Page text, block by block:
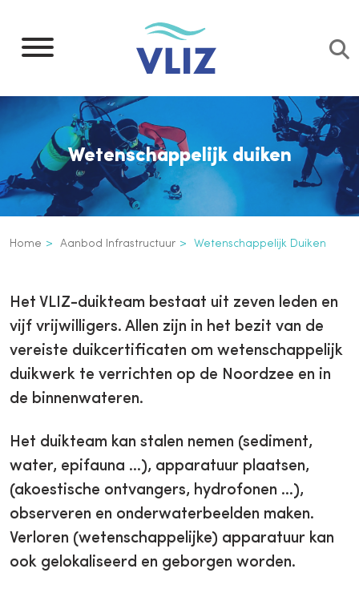
naar
gaan
Wetenschappelijk duiken
Kruimelpad
Home Aanbod Infrastructuur Wetenschappelijk Duiken
3th
level
navigation
Het VLIZ-duikteam bestaat uit zeven leden en
vijf vrijwilligers. Allen zijn in het bezit van de
vereiste duikcertificaten om wetenschappelijk
duikwerk te verrichten op de Noordzee en in
de binnenwateren.
Het duikteam kan stalen nemen (sediment,
water, epifauna …), apparatuur plaatsen,
(akoestische ontvangers, hydrofonen ...),
observeren en onderwaterbeelden maken.
Verloren (wetenschappelijke) apparatuur kan
ook gelokaliseerd en geborgen worden.